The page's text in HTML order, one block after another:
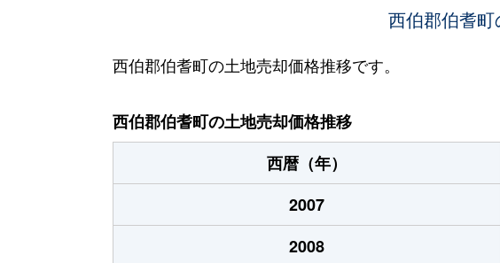
徒歩
吉長
280万円 岸本
西伯郡伯耆町
西伯郡伯耆町の土地売却価格推移です。
西伯郡伯耆町の土地売却価格推移
西暦（年）
2007
2008